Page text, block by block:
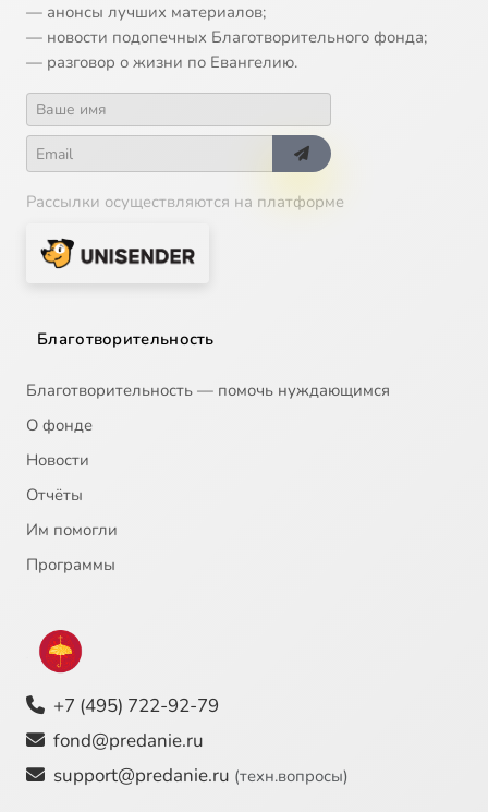
— анонсы лучших материалов;
— новости подопечных Благотворительного фонда;
— разговор о жизни по Евангелию.
Рассылки осуществляются на платформе
Благотворительность
Благотворительность — помочь нуждающимся
О фонде
Новости
Отчёты
Им помогли
Программы
+7 (495) 722-92-79
fond@predanie.ru
support@predanie.ru (техн.вопросы)